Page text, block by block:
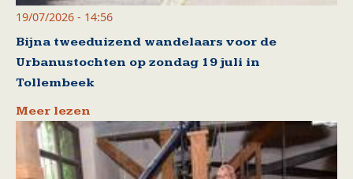
19/07/2026 - 14:56
Bijna tweeduizend wandelaars voor de
Urbanustochten op zondag 19 juli in
Tollembeek
Meer lezen